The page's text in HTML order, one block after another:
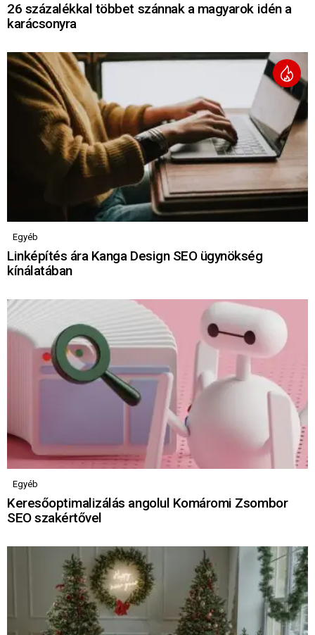
26 százalékkal többet szánnak a magyarok idén a
karácsonyra
Egyéb
Linképítés ára Kanga Design SEO ügynökség
kínálatában
Egyéb
Keresőoptimalizálás angolul Komáromi Zsombor
SEO szakértővel